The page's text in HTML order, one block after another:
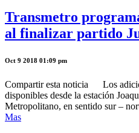
Transmetro
al finalizar partido
Oct 9 2018 01:09 pm
Compartir esta noticia Los
disponibles desde la estación
Metropolitano, en sentido sur –
Mas